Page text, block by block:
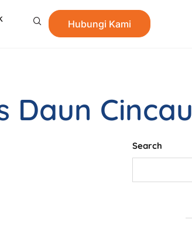
Hubungi Kami
Daun Cincau
Search